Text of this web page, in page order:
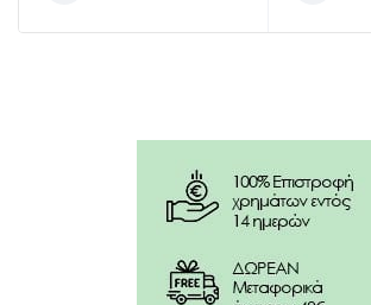
ελαστικότητα των νυχιών και
Αμυγδαλέλαιο: Το αμυγδαλέλαιο
ενυδάτωση στα νύχια και την
βοηθά στην ενίσχυση των νυχιών
λιγότερο εύθραυστα, είναι πλούσιο σε